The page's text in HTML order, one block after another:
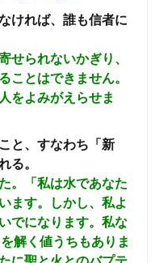
ければ、誰も信者に
せられないかぎり、
ことはできません。
をよみがえらせま
と、すなわち「新
る。
。「私は水であなた
ます。しかし、私よ
でになります。私な
解く値うちもありま